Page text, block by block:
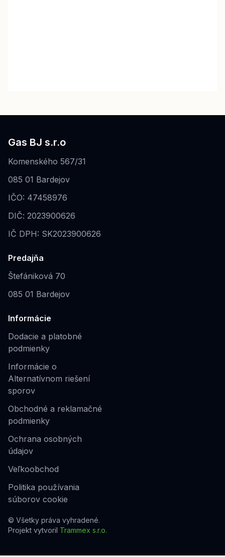
Gas BJ s.r.o
Komenského 567/31
085 01 Bardejov
IČO: 47458976
DIČ: 2023900626
IČ DPH: SK2023900626
Predajňa
Štefániková 70
085 01 Bardejov
Informácie
Dodacie a platobné
podmienky
Informácie o
Alternatívnom riešení
sporov
Obchodné a reklamačné
podmienky
Ochrana osobných
údajov
Veľkoobchod
Politika používania
súborov cookie
© Všetky práva vyhradené.
Projekt vytvoril Trammex s.r.o.